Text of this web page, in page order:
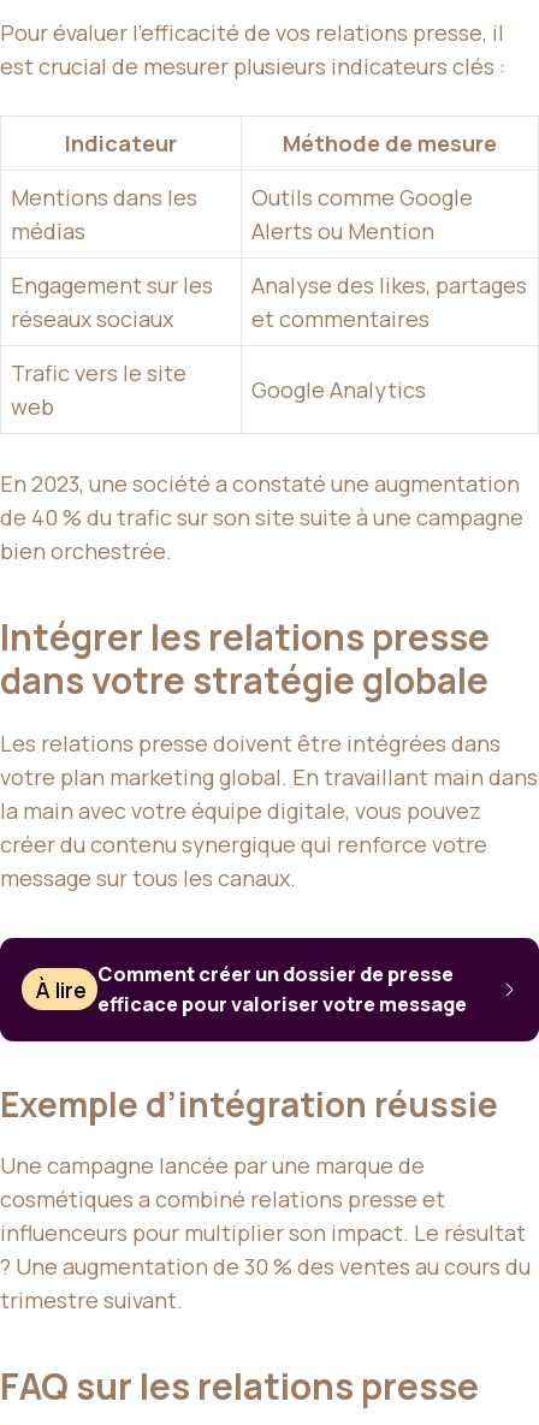
Pour évaluer l’efficacité de vos relations presse, il
est crucial de mesurer plusieurs indicateurs clés :
Indicateur
Méthode de mesure
Mentions dans les
médias
Outils comme Google
Alerts ou Mention
Engagement sur les
réseaux sociaux
Analyse des likes, partages
et commentaires
Trafic vers le site
web
Google Analytics
En 2023, une société a constaté une augmentation
de 40 % du trafic sur son site suite à une campagne
bien orchestrée.
Intégrer les relations presse
dans votre stratégie globale
Les relations presse doivent être intégrées dans
votre plan marketing global. En travaillant main dans
la main avec votre équipe digitale, vous pouvez
créer du contenu synergique qui renforce votre
message sur tous les canaux.
À lire
Comment créer un dossier de presse
efficace pour valoriser votre message
Exemple d’intégration réussie
Une campagne lancée par une marque de
cosmétiques a combiné relations presse et
influenceurs pour multiplier son impact. Le résultat
? Une augmentation de 30 % des ventes au cours du
trimestre suivant.
FAQ sur les relations presse